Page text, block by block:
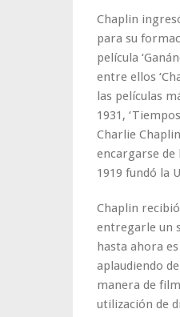
Chaplin
para su
película
entre ellos
las películas
1931,
Charlie
encargarse de
1919 fundó la
Chaplin
entregarle un
hasta ahora
aplaudiendo
manera de
utilización de